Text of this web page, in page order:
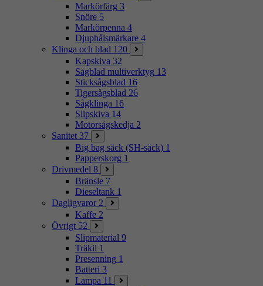
Markörfärg 3
Snöre 5
Markörpenna 4
Djuphålsmärkare 4
Klinga och blad 120
Kapskiva 32
Sågblad multiverktyg 13
Sticksågsblad 16
Tigersågsblad 26
Sågklinga 16
Slipskiva 14
Motorsågskedja 2
Sanitet 37
Big bag säck (SH-säck) 1
Papperskorg 1
Drivmedel 8
Bränsle 7
Dieseltank 1
Dagligvaror 2
Kaffe 2
Övrigt 52
Slipmaterial 9
Träkil 1
Presenning 1
Batteri 3
Lampa 11